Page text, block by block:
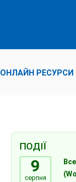
ОНЛАЙН РЕСУРСИ
ПОДІЇ
9
серпня